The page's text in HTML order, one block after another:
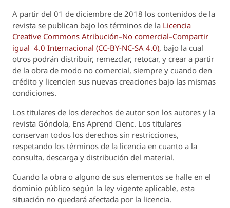
A partir del 01 de diciembre de 2018 los contenidos de la
revista se publican bajo los términos de la Licencia
Creative Commons Atribución–No comercial–Compartir
igual 4.0 Internacional (CC-BY-NC-SA 4.0), bajo la cual
otros podrán distribuir, remezclar, retocar, y crear a partir
de la obra de modo no comercial, siempre y cuando den
crédito y licencien sus nuevas creaciones bajo las mismas
condiciones.
Los titulares de los derechos de autor son los autores y la
revista Góndola, Ens Aprend Cienc. Los titulares
conservan todos los derechos sin restricciones,
respetando los términos de la licencia en cuanto a la
consulta, descarga y distribución del material.
Cuando la obra o alguno de sus elementos se halle en el
dominio público según la ley vigente aplicable, esta
situación no quedará afectada por la licencia.